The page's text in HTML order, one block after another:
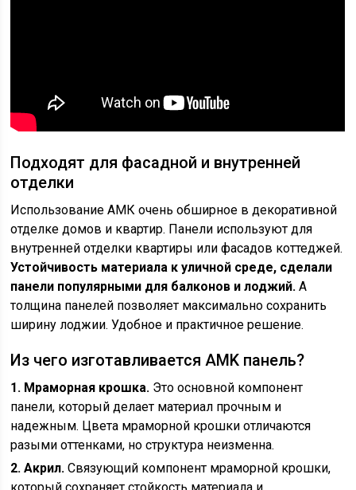
Подходят для фасадной и внутренней
отделки
Использование АМК очень обширное в декоративной
отделке домов и квартир. Панели используют для
внутренней отделки квартиры или фасадов коттеджей.
Устойчивость материала к уличной среде, сделали
панели популярными для балконов и лоджий. А
толщина панелей позволяет максимально сохранить
ширину лоджии. Удобное и практичное решение.
Из чего изготавливается AMK панель?
1. Мраморная крошка. Это основной компонент
панели, который делает материал прочным и
надежным. Цвета мраморной крошки отличаются
разыми оттенками, но структура неизменна.
2. Акрил. Связующий компонент мраморной крошки,